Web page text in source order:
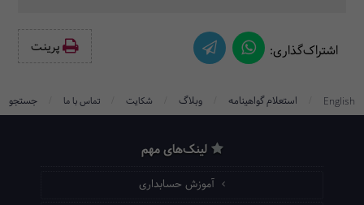
اشتراک‌گذاری: پرینت‌
English استعلام گواهینامه وبلاگ شکایت تماس با ما جستجو
لینک‌های مهم
آموزش حسابداری